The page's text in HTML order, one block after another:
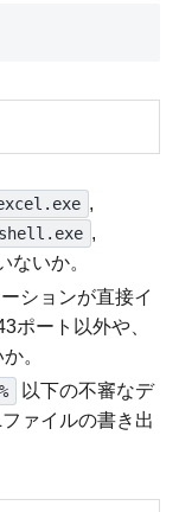
,
,
ないか。
ションが直接イ
ポート以外や、
。
以下の不審なデ
ァイルの書き出